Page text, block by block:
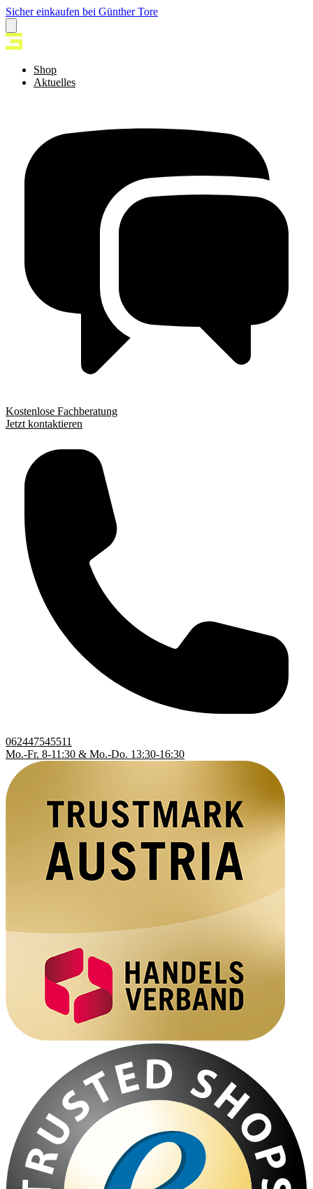
Sicher einkaufen bei Günther Tore
Shop
Aktuelles
Kostenlose Fachberatung
Jetzt kontaktieren
062447545511
Mo.-Fr. 8-11:30 & Mo.-Do. 13:30-16:30